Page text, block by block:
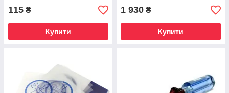
115 ₴
Купити
1 930 ₴
Купити